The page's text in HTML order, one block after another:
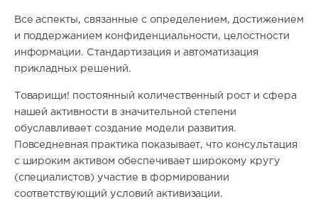
Все аспекты, связанные с определением, достижением
и поддержанием конфиденциальности, целостности
информации. Стандартизация и автоматизация
прикладных решений.
Товарищи! постоянный количественный рост и сфера
нашей активности в значительной степени
обуславливает создание модели развития.
Повседневная практика показывает, что консультация
с широким активом обеспечивает широкому кругу
(специалистов) участие в формировании
соответствующий условий активизации.